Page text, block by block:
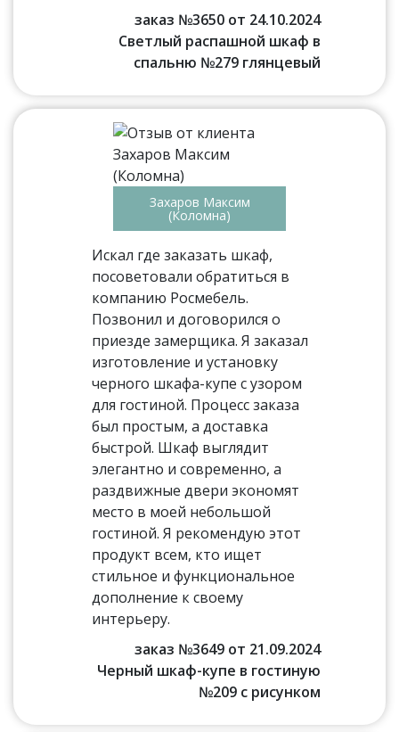
заказ №3650 от 24.10.2024
Светлый распашной шкаф в
спальню №279 глянцевый
Захаров Максим
(Коломна)
Искал где заказать шкаф,
посоветовали обратиться в
компанию Росмебель.
Позвонил и договорился о
приезде замерщика. Я заказал
изготовление и установку
черного шкафа-купе с узором
для гостиной. Процесс заказа
был простым, а доставка
быстрой. Шкаф выглядит
элегантно и современно, а
раздвижные двери экономят
место в моей небольшой
гостиной. Я рекомендую этот
продукт всем, кто ищет
стильное и функциональное
дополнение к своему
интерьеру.
заказ №3649 от 21.09.2024
Черный шкаф-купе в гостиную
№209 с рисунком